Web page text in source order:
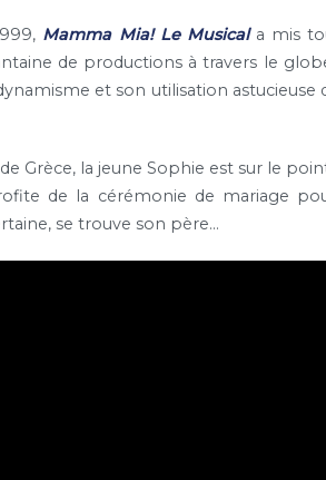
Mamma Mia! Le Musical a mis
de productions à travers le
et son utilisation astucieuse
Grèce, la jeune Sophie est sur le
de la cérémonie de mariage
se trouve son père…